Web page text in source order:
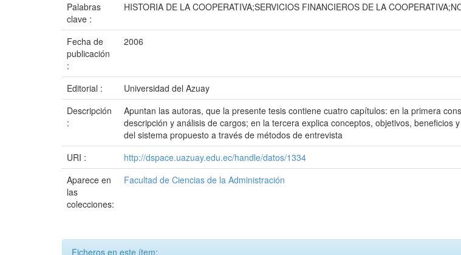
Palabras
clave :
HISTORIA DE LA COOPERATIVA;SERVICIOS FINANCIEROS DE LA
Fecha de
publicación
:
2006
Editorial :
Universidad del Azuay
Descripción
:
Apuntan las autoras, que la presente tesis contiene cuatro capítulos: en la primera
descripción y análisis de cargos; en la tercera explica conceptos, objetivos,
del sistema propuesto a través de métodos de entrevista
URI :
http://dspace.uazuay.edu.ec/handle/datos/1334
Aparece en
las
colecciones:
Facultad de Ciencias de la Administración
Ficheros en este ítem: